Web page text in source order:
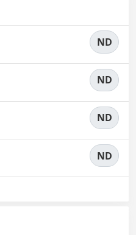
ND
ND
ND
ND